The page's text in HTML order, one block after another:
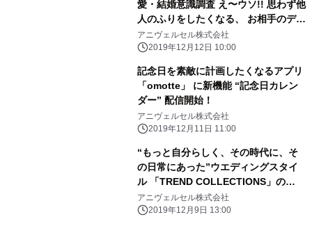
愛・結婚意識調査 え〜ウソ!! 思わず他
人のふりをしたくなる、 お相手のデー
ト中のドン引き行動を教えて!!
アニヴェルセル株式会社
2019年12月12日 10:00
記念日を素敵に計画したくなるアプリ
「omotte」 に新機能 “記念日カレン
ダー” 配信開始！
アニヴェルセル株式会社
2019年12月11日 11:00
“もっと自分らしく、その時代に、そ
の日常にあった”ウエディングスタイ
ル 「TREND COLLECTIONS」の
2020春夏新作を発表！
アニヴェルセル株式会社
2019年12月9日 13:00